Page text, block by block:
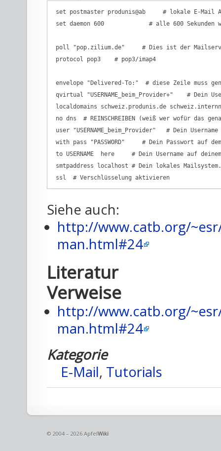
set postmaster produnis@ab     # lokale E-Mail
set daemon 600             # alle 600 Sekunden
poll "pop.zilium.de"     # Dies ist der
protocol pop3    # pop3/imap4
envelope "Delivered-To:"  # diese Zeile muss
qvirtual "USERNAME_beim_Provider+"    # Dein
localdomains schweiz.produnis.de
no dns  # REINSCHREIBEN (weiß wer wofür das
user "USERNAME_beim_Provider"   # Dein
with pass "PASSWORD"     # Dein Passwort auf
to USERNAME  here     # Dein Username auf
smtpaddress localhost # Dein lokales
Siehe auch:
http://www.catb.org/
man.html#24
Literatur
Verweise
http://www.catb.org/
man.html#24
Kategorie
E-Mail, Tutorials
© 2004 – 2026 ApfelWiki